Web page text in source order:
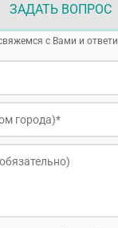
ЗАДАТЬ ВОПРОС
с Вами и